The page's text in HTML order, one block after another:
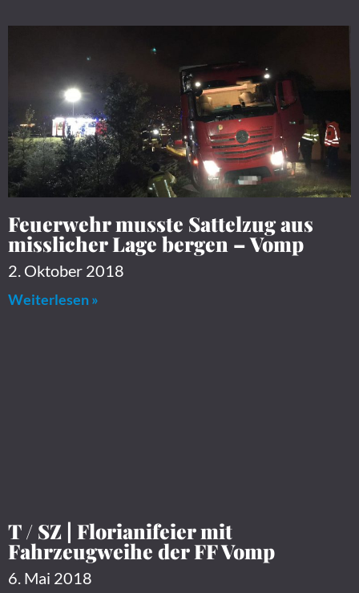
Feuerwehr musste Sattelzug aus
misslicher Lage bergen – Vomp
2. Oktober 2018
Weiterlesen »
T / SZ | Florianifeier mit
Fahrzeugweihe der FF Vomp
6. Mai 2018